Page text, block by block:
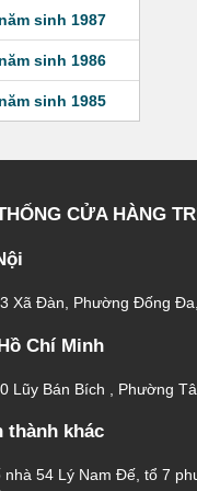
sinh 1987
sinh 1986
sinh 1985
CỬA HÀNG
Xã Đàn, Phường Đống
Chí Minh
Lũy Bán Bích , Phường
thành khác
nhà 54 Lý Nam Đế, tổ 7